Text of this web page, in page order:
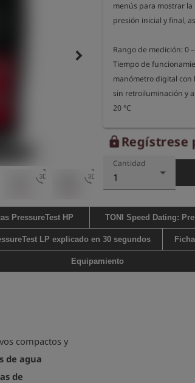
3d_rotation 3d_rotation
keyboard_arrow_right
menús para mostrar la
presión inicial y final,
Rango de medición: 0
Tiempo de
manómetro digital con
sin retroiluminación y
20 °C
Dimensiones de la
Peso del dispositivo:
lock Regístrese
Cantidad
1
PressureTest HP TONI Speed Dating:
LP explicado en 30 segundos
Equipamiento
compactos y
de agua
de